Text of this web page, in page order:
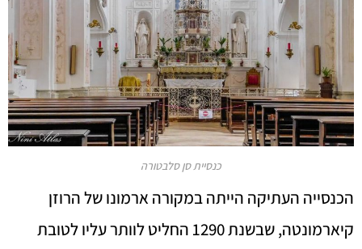
כנסיית סן סלבטורה
הכנסייה העתיקה הייתה במקורה ארמונו של הרוזן
קיארמונטה, שבשנת 1290 החליט לוותר עליו לטובת